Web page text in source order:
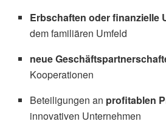
Erbschaften oder finanzielle
dem familiären Umfeld
neue
Kooperationen
Beteiligungen an profitablen
innovativen Unternehmen